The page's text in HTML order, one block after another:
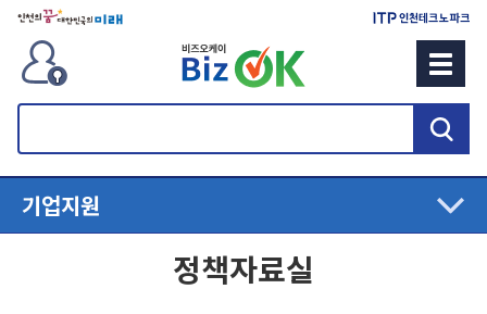
검
기업지원
정책자료실